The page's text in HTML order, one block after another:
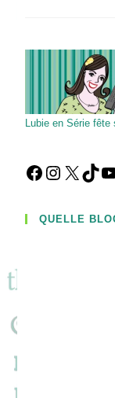
Un
!
Lubie en Série fête
Facebook
Instagram
X TikTok
QUELLE